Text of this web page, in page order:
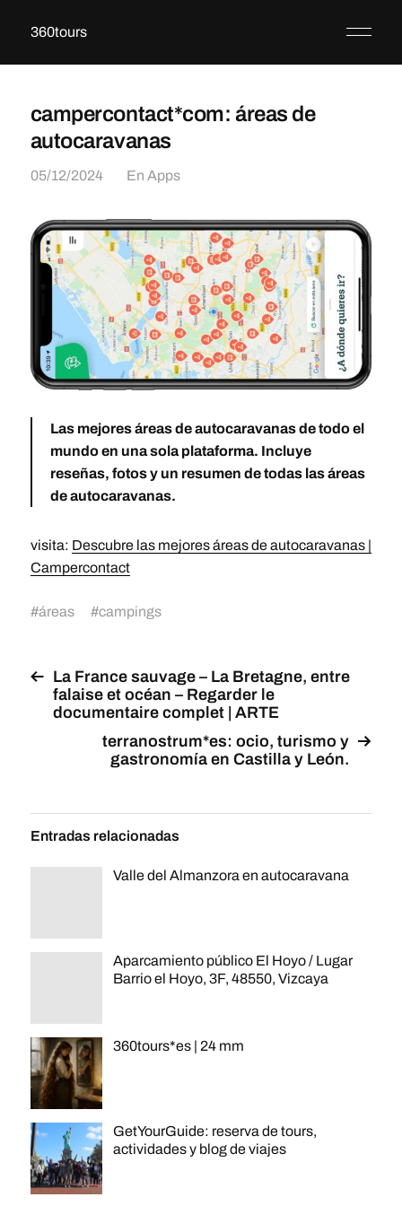
360tours
campercontact*com: áreas de
autocaravanas
05/12/2024 En Apps
Las mejores áreas de autocaravanas de todo el
mundo en una sola plataforma. Incluye
reseñas, fotos y un resumen de todas las áreas
de autocaravanas.
visita: Descubre las mejores áreas de autocaravanas |
Campercontact
#áreas #campings
La France sauvage – La Bretagne, entre
falaise et océan – Regarder le
documentaire complet | ARTE
terranostrum*es: ocio, turismo y
gastronomía en Castilla y León.
Entradas relacionadas
Valle del Almanzora en autocaravana
Aparcamiento público El Hoyo / Lugar
Barrio el Hoyo, 3F, 48550, Vizcaya
360tours*es | 24 mm
GetYourGuide: reserva de tours,
actividades y blog de viajes